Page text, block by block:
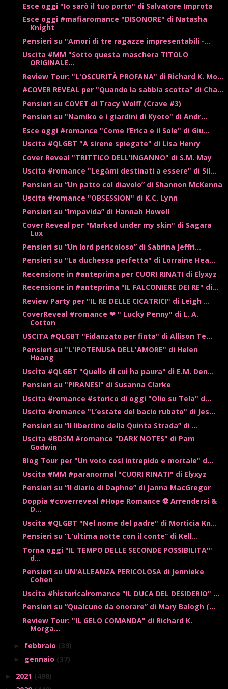
Esce oggi "Io sarò il tuo porto" di Salvatore Improta
Esce oggi #mafiaromance "DISONORE" di Natasha
Knight
Pensieri su "Amori di tre ragazze impresentabili -...
Uscita #MM "Sotto questa maschera TITOLO
ORIGINALE...
Review Tour: "L'OSCURITÀ PROFANA" di Richard K. Mo...
#COVER REVEAL per "Quando la sabbia scotta" di Cha...
Pensieri su COVET di Tracy Wolff (Crave #3)
Pensieri su "Namiko e i giardini di Kyoto" di Andr...
Esce oggi #romance "Come l’Erica e il Sole" di Giu...
Uscita #QLGBT "A sirene spiegate" di Lisa Henry
Cover Reveal "TRITTICO DELL'INGANNO" di S.M. May
Uscita #romance "Legàmi destinati a essere" di Sil...
Pensieri su “Un patto col diavolo” di Shannon McKenna
Uscita #romance "OBSESSION" di K.C. Lynn
Pensieri su “Impavida” di Hannah Howell
Cover Reveal per "Marked under my skin" di Sagara
Lux
Pensieri su “Un lord pericoloso” di Sabrina Jeffri...
Pensieri su "La duchessa perfetta" di Lorraine Hea...
Recensione in #anteprima per CUORI RINATI di Elyxyz
Recensione in #anteprima "IL FALCONIERE DEI RE" di...
Review Party per "IL RE DELLE CICATRICI" di Leigh ...
CoverReveal #romance ❤ " Lucky Penny" di L. A.
Cotton
USCITA #QLGBT "Fidanzato per finta" di Allison Te...
Pensieri su "L'IPOTENUSA DELL'AMORE" di Helen
Hoang
Uscita #QLGBT "Quello di cui ha paura" di E.M. Den...
Pensieri su "PIRANESI" di Susanna Clarke
Uscita #romance #storico di oggi "Olio su Tela" d...
Uscita #romance "L’estate del bacio rubato" di Jes...
Pensieri su “Il libertino della Quinta Strada” di ...
Uscita #BDSM #romance "DARK NOTES" di Pam
Godwin
Blog Tour per "Un voto così intrepido e mortale" d...
Uscita #MM #paranormal "CUORI RINATI" di Elyxyz
Pensieri su “Il diario di Daphne” di Janna MacGregor
Doppia #coverreveal #Hope Romance ⚽ Arrendersi &
D...
Uscita #QLGBT "Nel nome del padre" di Morticia Kn...
Pensieri su “L’ultima notte con il conte” di Kell...
Torna oggi "IL TEMPO DELLE SECONDE POSSIBILITA'"
d...
Pensieri su UN'ALLEANZA PERICOLOSA di Jennieke
Cohen
Uscita #historicalromance "IL DUCA DEL DESIDERIO" ...
Pensieri su “Qualcuno da onorare” di Mary Balogh (...
Review Tour: "IL GELO COMANDA" di Richard K.
Morga...
► febbraio (39)
► gennaio (37)
► 2021 (498)